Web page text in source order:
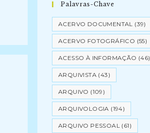
Palavras-Chave
ACERVO DOCUMENTAL (39)
ACERVO FOTOGRÁFICO (55)
ACESSO À INFORMAÇÃO (46)
ARQUIVISTA (43)
ARQUIVO (109)
ARQUIVOLOGIA (194)
ARQUIVO PESSOAL (61)